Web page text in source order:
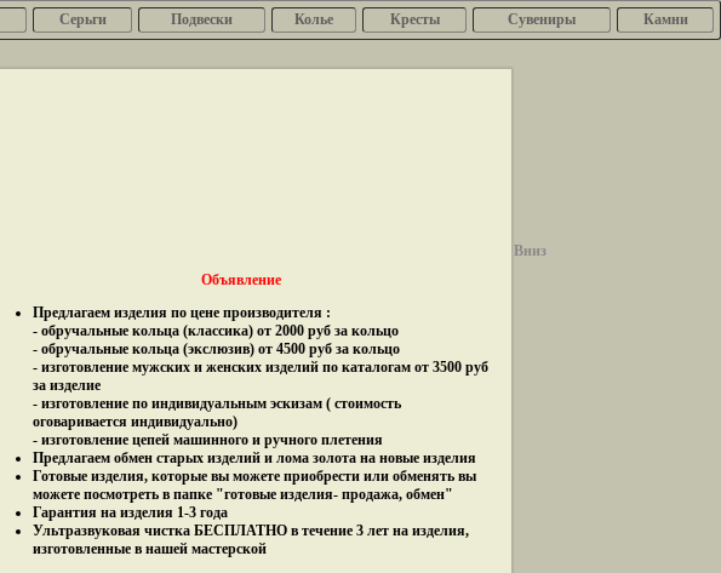
Серьги Подвески Колье Кресты Сувениры Камни
Объявление
Предлагаем изделия по цене производителя :
- обручальные кольца (классика) от 2000 руб за кольцо
- обручальные кольца (экслюзив) от 4500 руб за кольцо
- изготовление мужских и женских изделий по каталогам от 3500 руб
за изделие
- изготовление по индивидуальным эскизам ( стоимость
оговаривается индивидуально)
- изготовление цепей машинного и ручного плетения
Предлагаем обмен старых изделий и лома золота на новые изделия
Готовые изделия, которые вы можете приобрести или обменять вы
можете посмотреть в папке "готовые изделия- продажа, обмен"
Гарантия на изделия 1-3 года
Ультразвуковая чистка БЕСПЛАТНО в течение 3 лет на изделия,
изготовленные в нашей мастерской
Вниз